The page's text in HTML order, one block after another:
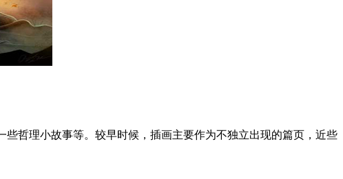
哲理小故事等。较早时候，插画主要作为不独立出现的篇页，近些